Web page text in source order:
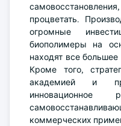
процветать.
огромные
биополимеры на
находят все
Кроме того,
академией и
коммерческих